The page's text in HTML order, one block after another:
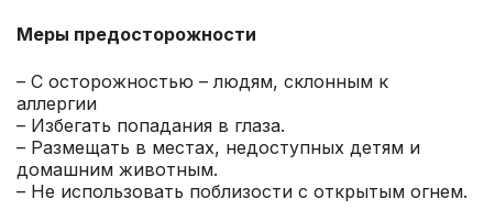
Меры предосторожности
– С осторожностью – людям, склонным к
аллергии
– Избегать попадания в глаза.
– Размещать в местах, недоступных детям и
домашним животным.
– Не использовать поблизости с открытым огнем.